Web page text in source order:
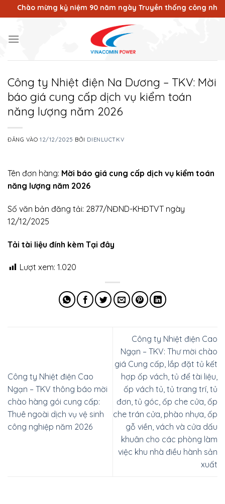
qua
dung
mừng kỷ niệm 90 năm ngày Truyền thống công nhân
Công ty Nhiệt điện Na Dương – TKV: Mời
báo giá cung cấp dịch vụ kiểm toán
năng lượng năm 2026
ĐĂNG VÀO12/12/2025 BỞI DIENLUCTKV
Tên đơn hàng: Mời báo giá cung cấp dịch vụ kiểm toán
năng lượng năm 2026
Số văn bản đăng tải: 2877/NĐND-KHĐTVT ngày
12/12/2025
Tải tài liệu đính kèm Tại đây
Lượt xem: 1.020
Công ty Nhiệt điện Cao
Ngạn – TKV thông báo mời
chào hàng gói cung cấp:
Thuê ngoài dịch vụ vệ sinh
công nghiệp năm 2026
Công ty Nhiệt điện Cao
Ngạn – TKV: Thư mời chào
giá Cung cấp, lắp đặt tủ kết
hợp ốp vách, tủ để tài liệu,
ốp vách tủ, tủ trang trí, tủ
đơn, tủ góc, ốp che cửa, ốp
che trán cửa, phào nhựa, ốp
gỗ viền, vách và cửa dấu
khuân cho các phòng làm
việc khu nhà điều hành sản
xuất